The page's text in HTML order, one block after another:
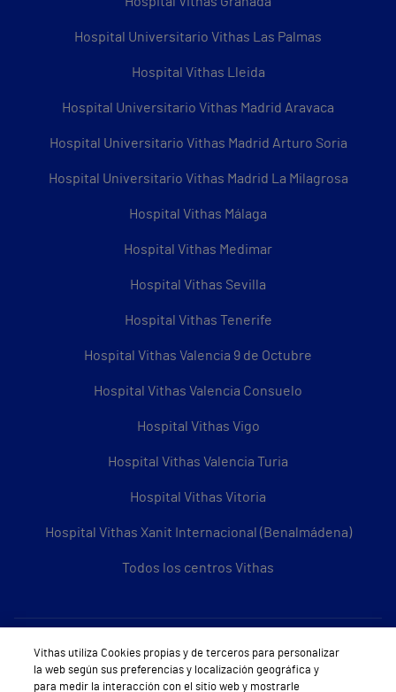
Hospital Universitario Vithas Las Palmas
Hospital Vithas Lleida
Hospital Universitario Vithas Madrid Aravaca
Hospital Universitario Vithas Madrid Arturo Soria
Hospital Universitario Vithas Madrid La Milagrosa
Hospital Vithas Málaga
Hospital Vithas Medimar
Hospital Vithas Sevilla
Hospital Vithas Tenerife
Hospital Vithas Valencia 9 de Octubre
Hospital Vithas Valencia Consuelo
Hospital Vithas Vigo
Hospital Vithas Valencia Turia
Hospital Vithas Vitoria
Hospital Vithas Xanit Internacional (Benalmádena)
Todos los centros Vithas
Sobre Vithas
Quiénes somos
Vithas utiliza Cookies propias y de terceros para personalizar
la web según sus preferencias y localización geográfica y
para medir la interacción con el sitio web y mostrarle